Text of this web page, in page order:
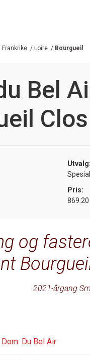
Frankrike / Loire / Bourgueil
Bel
Utvalg:
Pris:
og
2021-årgang
Dom. Du Bel Air